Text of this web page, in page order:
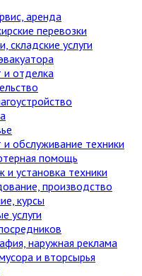
аренда
перевозки
складские услуги
и отделка
обслуживание техники
помощь
установка техники
производство
курсы
услуги
наружная реклама
и вторсырья